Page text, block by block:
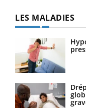
LES MALADIES